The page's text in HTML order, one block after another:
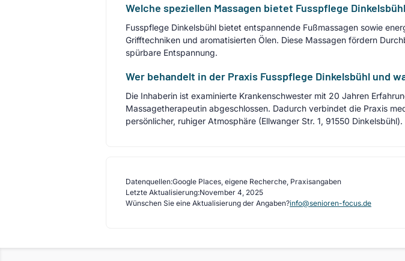
Welche speziellen Massagen bietet Fusspflege
Fusspflege Dinkelsbühl bietet entspannende Fußmassagen sowie
Grifftechniken und aromatisierten Ölen. Diese Massagen fördern
spürbare Entspannung.
Wer behandelt in der Praxis Fusspflege Dinkelsbühl und
Die Inhaberin ist examinierte Krankenschwester mit 20 Jahren
Massagetherapeutin abgeschlossen. Dadurch verbindet die Praxis
persönlicher, ruhiger Atmosphäre (Ellwanger Str. 1, 91550 Dinkelsbühl).
Datenquellen:Google Places, eigene Recherche, Praxisangaben
Letzte Aktualisierung:November 4, 2025
Wünschen Sie eine Aktualisierung der Angaben?info@senioren-focus.de